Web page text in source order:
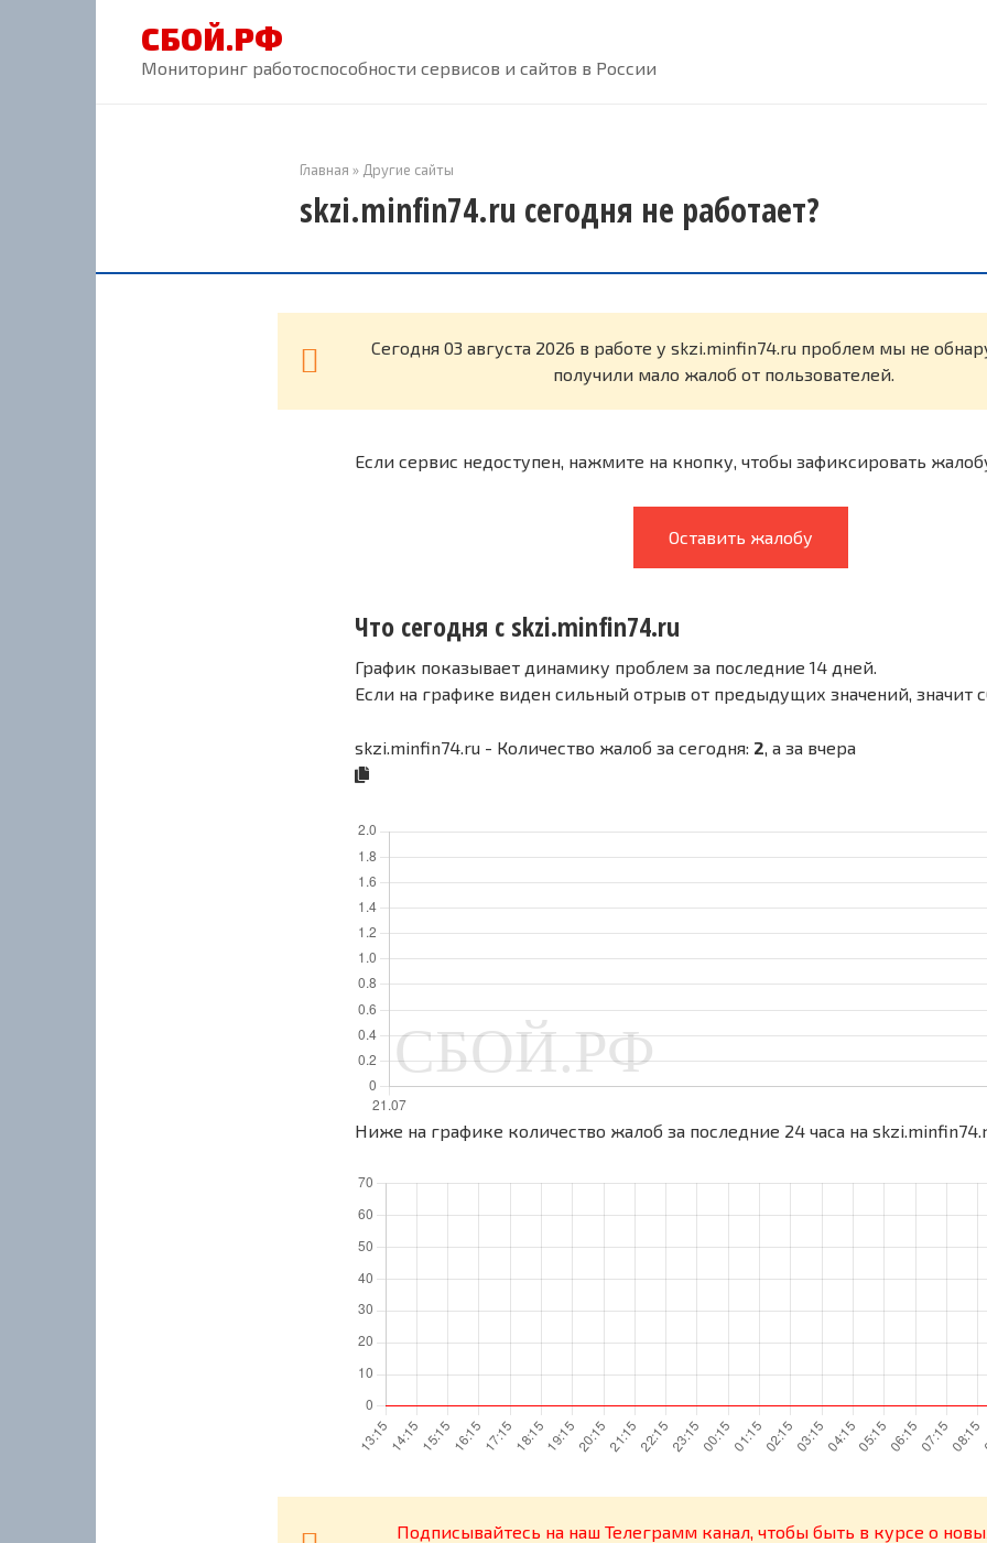
СБОЙ.РФ
Мониторинг работоспособности сервисов и сайтов в России
Главная » Другие сайты
skzi.minfin74.ru сегодня не работает?
Cегодня 03 августа 2026 в работе у skzi.minfin74.ru проблем мы не
получили мало жалоб от пользователей.
Если сервис недоступен, нажмите на кнопку, чтобы зафиксировать
Оставить жалобу
Что сегодня с skzi.minfin74.ru
График показывает динамику проблем за последние 14 дней.
Если на графике виден сильный отрыв от предыдущих значений, значит
skzi.minfin74.ru - Количество жалоб за сегодня: 2, а за вчера
Ниже на графике количество жалоб за последние 24 часа на
Подписывайтесь на наш Телеграмм канал, чтобы быть в курсе о